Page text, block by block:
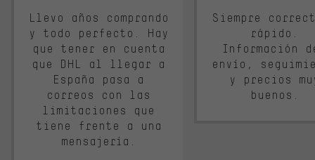
Llevo años comprando
y todo perfecto. Hay
que tener en cuenta
que DHL al llegar a
España pasa a
correos con las
limitaciones que
tiene frente a una
mensajería.
Siempre
rápido.
Información
envío,
y precios
buenos.